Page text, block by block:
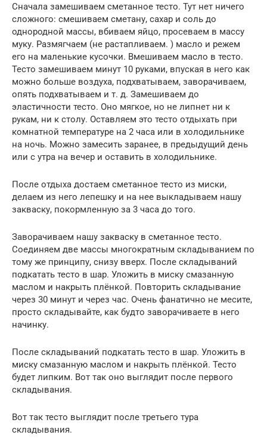
Сначала замешиваем сметанное тесто. Тут нет ничего
сложного: смешиваем сметану, сахар и соль до
однородной массы, вбиваем яйцо, просеваем в массу
муку. Размягчаем (не растапливаем. ) масло и режем
его на маленькие кусочки. Вмешиваем масло в тесто.
Тесто замешиваем минут 10 руками, впуская в него как
можно больше воздуха, подхватываем, заворачиваем,
опять подхватываем и т. д. Замешиваем до
эластичности тесто. Оно мягкое, но не липнет ни к
рукам, ни к столу. Оставляем это тесто отдыхать при
комнатной температуре на 2 часа или в холодильнике
на ночь. Можно замесить заранее, в предыдущий день
или с утра на вечер и оставить в холодильнике.
После отдыха достаем сметанное тесто из миски,
делаем из него лепешку и на нее выкладываем нашу
закваску, покормленную за 3 часа до того.
Заворачиваем нашу закваску в сметанное тесто.
Соединяем две массы многократным складыванием по
тому же принципу, снизу вверх. После складываний
подкатать тесто в шар. Уложить в миску смазанную
маслом и накрыть плёнкой. Повторить складывание
через 30 минут и через час. Очень фанатично не месите,
просто складывайте, как будто заворачиваете в него
начинку.
После складываний подкатать тесто в шар. Уложить в
миску смазанную маслом и накрыть плёнкой. Тесто
будет липким. Вот так оно выглядит после первого
складывания.
Вот так тесто выглядит после третьего тура
складывания.